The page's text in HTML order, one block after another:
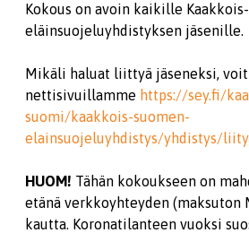
Kokous on avoin kaikille
eläinsuojeluyhdistyksen jäsenille.
Mikäli haluat liittyä jäseneksi, voit
nettisivuillamme https://sey.fi/
suomi/kaakkois-suomen-
elainsuojeluyhdistys/yhdistys/
HUOM! Tähän kokoukseen on
etänä verkkoyhteyden (maksuton
kautta. Koronatilanteen vuoksi